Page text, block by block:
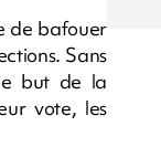
de bafouer
Sans
but de la
vote, les